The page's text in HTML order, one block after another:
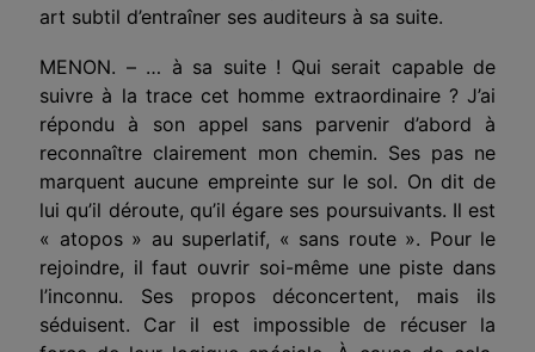
art subtil d’entraîner ses auditeurs à sa suite.
MENON. – … à sa suite ! Qui serait capable de
suivre à la trace cet homme extraordinaire ? J’ai
répondu à son appel sans parvenir d’abord à
reconnaître clairement mon chemin. Ses pas ne
marquent aucune empreinte sur le sol. On dit de
lui qu’il déroute, qu’il égare ses poursuivants. Il est
« atopos » au superlatif, « sans route ». Pour le
rejoindre, il faut ouvrir soi-même une piste dans
l’inconnu. Ses propos déconcertent, mais ils
séduisent. Car il est impossible de récuser la